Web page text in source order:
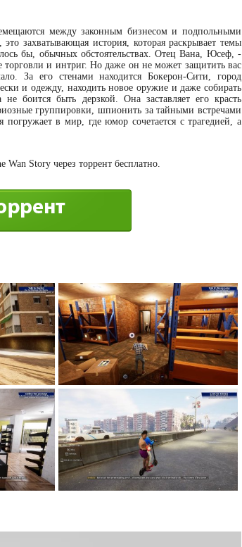
между законным бизнесом и подпольными
захватывающая история, которая раскрывает темы
бы, обычных обстоятельствах. Отец Вана, Юсеф, -
и интриг. Но даже он не может защитить вас
За его стенами находится Бокерон-Сити, город
и одежду, находить новое оружие и даже собирать
боится быть дерзкой. Она заставляет его красть
группировки, шпионить за тайными встречами
в мир, где юмор сочетается с трагедией, а
Story через торрент бесплатно.